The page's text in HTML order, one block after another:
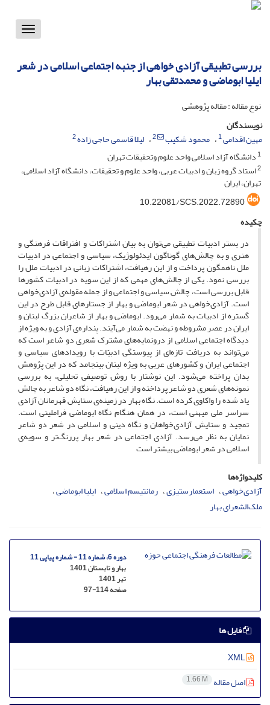
Toggle
بررسی تطبیقی آزادی خواهی از جنبه اجتماعی اسلامی در شعر
ایلیا ابوماضی و محمدتقی بهار
نوع مقاله : مقاله پژوهشی
نویسندگان
مهین اقدامی1 محمود شکیب 2 لیلا قاسمی حاجی زاده2
1دانشگاه آزاد اسلامی واحد علوم وتحقیقات تهران
2استاد گروه زبان و ادبیات عربی، واحد علوم و تحقیقات، دانشگاه آزاد اسلامی،
تهران، ایران
10.22081/SCS.2022.72890
چکیده
در بستر ادبیات تطبیقی می‌‌توان به بیان اشتراکات و افتراقات فرهنگی و
هنری و به چالش‌های گوناگون ایدئولوژیک، سیاسی و اجتماعی در ادبیات
ملل ناهمگون پرداخت و از این رهیافت، اشتراکات زبانی در ادبیات ملل را
بررسی نمود. یکی از چالش‌های مهمی که از این سویه در ادبیات کشورها
قابل بررسی است، چالش سیاسی و اجتماعی و از جمله مقوله‌ی آزادی‌‌خواهی
است. آزادی‌خواهی در شعر ابوماضی و بهار از جستارهای قابل طرح در این
گستره از ادبیات به شمار می‌رود. ابوماضی و بهار از شاعران بزرگ لبنان و
ایران در عصر مشروطه و نهضت به شمار می‌‌آیند. پنداره‌ی آزادی و به ویژه از
دیدگاه اجتماعی اسلامی از درونمایه‌های مشترک شعری دو شاعر است که
می‌‌تواند به دریافت تازه‌‌ای از پیوستگی ادبیّات با رویدادهای سیاسی و
اجتماعی ایران و کشورهای عربی به ویژه لبنان بینجامد که در این پژوهش
بدان پراخته می‌‌شود. این نوشتار با روش توصیفی تحلیلی، به بررسی
نمونه‌‌های شعری دو شاعر پرداخته و از این رهیافت، نگاه دو شاعر به چالش
یاد شده را واکاوی کرده است. نگاه بهار در زمینه‌ی ستایش قهرمانان آزادی
سراسر ملی میهنی‌ است، در همان هنگام نگاه ابوماضی فراملیتی است.
تمجید و ستایش آزادی‌خواهان و نگاه دینی و اسلامی در شعر دو شاعر
نمایان به نظر می‌رسد. آزادی اجتماعی در شعر بهار پررنگ‌‌تر و سویه‌ی
اسلامی در شعر ابوماضی بیشتر است
کلیدواژه‌ها
آزادی‌خواهی استعمارستیزی رمانتیسم اسلامی ایلیا ابوماضی
ملک‌الشعرای بهار
دوره 6، شماره 11 - شماره پیاپی 11
بهار و تابستان 1401
تیر 1401
صفحه97-114
فایل ها
اصل مقاله 1.66 M